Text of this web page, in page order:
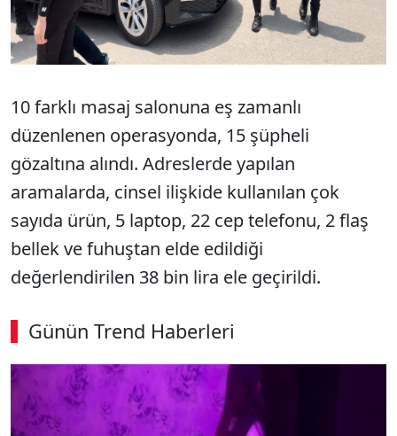
10 farklı masaj salonuna eş zamanlı
düzenlenen operasyonda, 15 şüpheli
gözaltına alındı. Adreslerde yapılan
aramalarda, cinsel ilişkide kullanılan çok
sayıda ürün, 5 laptop, 22 cep telefonu, 2 flaş
bellek ve fuhuştan elde edildiği
değerlendirilen 38 bin lira ele geçirildi.
Günün Trend Haberleri
00:02 / 09:08